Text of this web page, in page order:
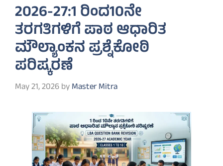
2026-27:1 ರಿಂದ10ನೇ
ತರಗತಿಗಳಿಗೆ ಪಾಠ ಆಧಾರಿತ
ಮೌಲ್ಯಾಂಕನ ಪ್ರಶ್ನೆಕೋಠಿ
ಪರಿಷ್ಕರಣೆ
May 21, 2026byMaster Mitra